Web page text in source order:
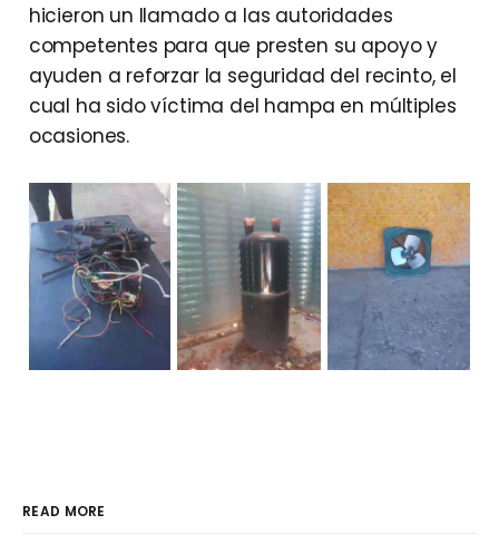
hicieron un llamado a las autoridades
competentes para que presten su apoyo y
ayuden a reforzar la seguridad del recinto, el
cual ha sido víctima del hampa en múltiples
ocasiones.
READ MORE